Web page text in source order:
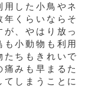
した小鳥やネ
くらいならそ
、やはり放っ
小動物も利用
たちもきれいで
みも早まるた
しまうことに